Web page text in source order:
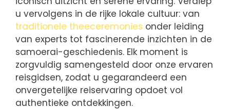
u vervolgens in de rijke lokale cultuur: van
traditionele theeceremonies onder leiding
van experts tot fascinerende inzichten in de
samoerai-geschiedenis. Elk moment is
zorgvuldig samengesteld door onze ervaren
reisgidsen, zodat u gegarandeerd een
onvergetelijke reiservaring opdoet vol
authentieke ontdekkingen.